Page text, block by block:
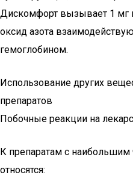
Дискомфорт вызывает 1 мг
оксид азота
гемоглобином.
Использование других
препаратов
Побочные реакции на
К препаратам с
относятся: